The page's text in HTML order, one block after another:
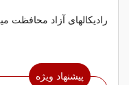
رادیکالهای آزاد محافظت
پیشنهاد ویژه